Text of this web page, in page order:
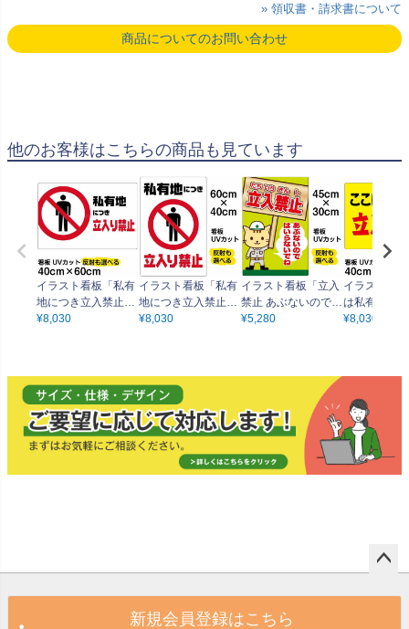
» 領収書・請求書について
商品についてのお問い合わせ
他のお客様はこちらの商品も見ています
イラスト看板「私有
地につき立入禁止」
中サイズ（60cm×40
¥8,030
イラスト看板「私有
地につき立入禁止」
中サイズ（60cm×40
¥8,030
イラスト看板「立入
禁止 あぶないのでは
いらないでね」小サ
¥5,280
イラスト看
は私有地で
止！！」中
¥8,030
新規会員登録はこちら